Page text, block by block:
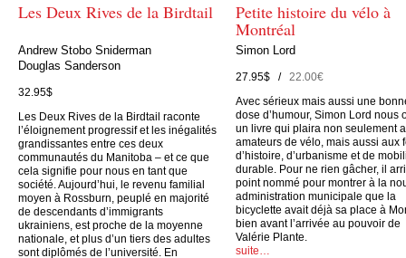
Les Deux Rives de la Birdtail
Andrew Stobo Sniderman
Douglas Sanderson
32.95$
Les Deux Rives de la Birdtail raconte
l’éloignement progressif et les inégalités
grandissantes entre ces deux
communautés du Manitoba – et ce que
cela signifie pour nous en tant que
société. Aujourd’hui, le revenu familial
moyen à Rossburn, peuplé en majorité
de descendants d’immigrants
ukrainiens, est proche de la moyenne
nationale, et plus d’un tiers des adultes
sont diplômés de l’université. En
Petite histoire du vélo à
Montréal
Simon Lord
27.95$ /22.00€
Avec sérieux mais aussi une
dose d’humour, Simon Lord nous
un livre qui plaira non seulement
amateurs de vélo, mais aussi aux
d’histoire, d’urbanisme et de
durable. Pour ne rien gâcher, il
point nommé pour montrer à la
administration municipale que la
bicyclette avait déjà sa place à
bien avant l’arrivée au pouvoir de
Valérie Plante.
suite…